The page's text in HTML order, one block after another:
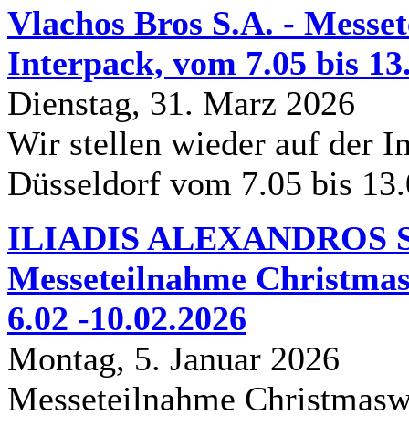
Vlachos Bros S.A. -
Interpack, vom 7.05 bis
Dienstag, 31. Marz 2026
Wir stellen wieder auf der
Düsseldorf vom 7.05 bis
ILIADIS ALEXANDROS
Messeteilnahme
6.02 -10.02.2026
Montag, 5. Januar 2026
Messeteilnahme